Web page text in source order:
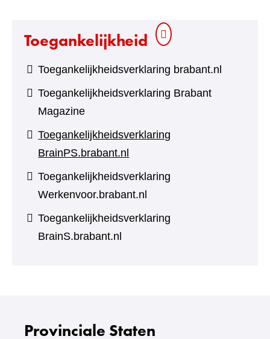
Toegankelijkheid
Toegankelijkheidsverklaring brabant.nl
Toegankelijkheidsverklaring Brabant
Magazine
Toegankelijkheidsverklaring
BrainPS.brabant.nl
Toegankelijkheidsverklaring
Werkenvoor.brabant.nl
Toegankelijkheidsverklaring
BrainS.brabant.nl
Provinciale Staten